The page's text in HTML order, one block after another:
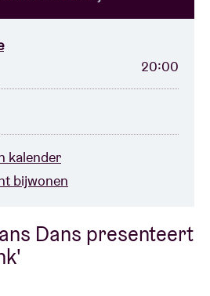
Dans presenteert
20:00
kalender
bijwonen